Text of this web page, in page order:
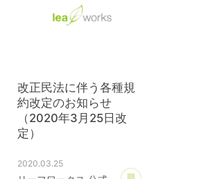
改正民法に伴う各種規
約改定のお知らせ
（2020年3月25日改
定）
2020.03.25